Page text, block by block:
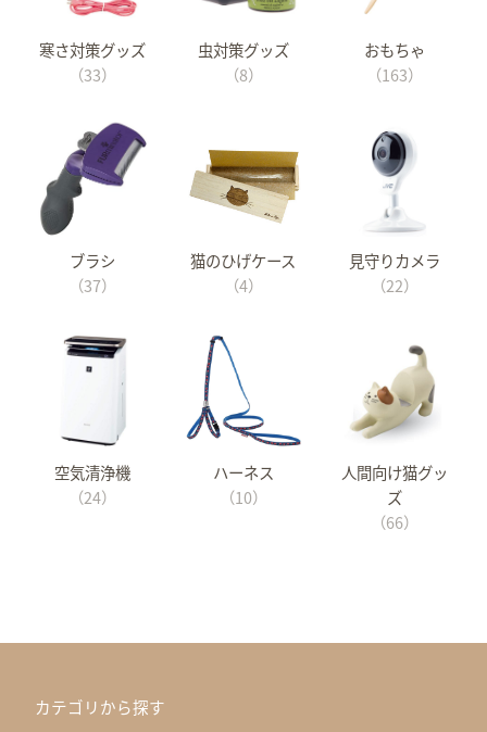
寒さ対策グッズ
（33）
虫対策グッズ
（8）
おもちゃ
（163）
ブラシ
（37）
猫のひげケース
（4）
見守りカメラ
（22）
空気清浄機
（24）
ハーネス
（10）
人間向け猫グッ
ズ
（66）
カテゴリから探す